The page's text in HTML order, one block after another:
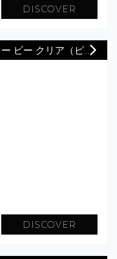
DISCOVER
ビー クリア（ピ...
DISCOVER